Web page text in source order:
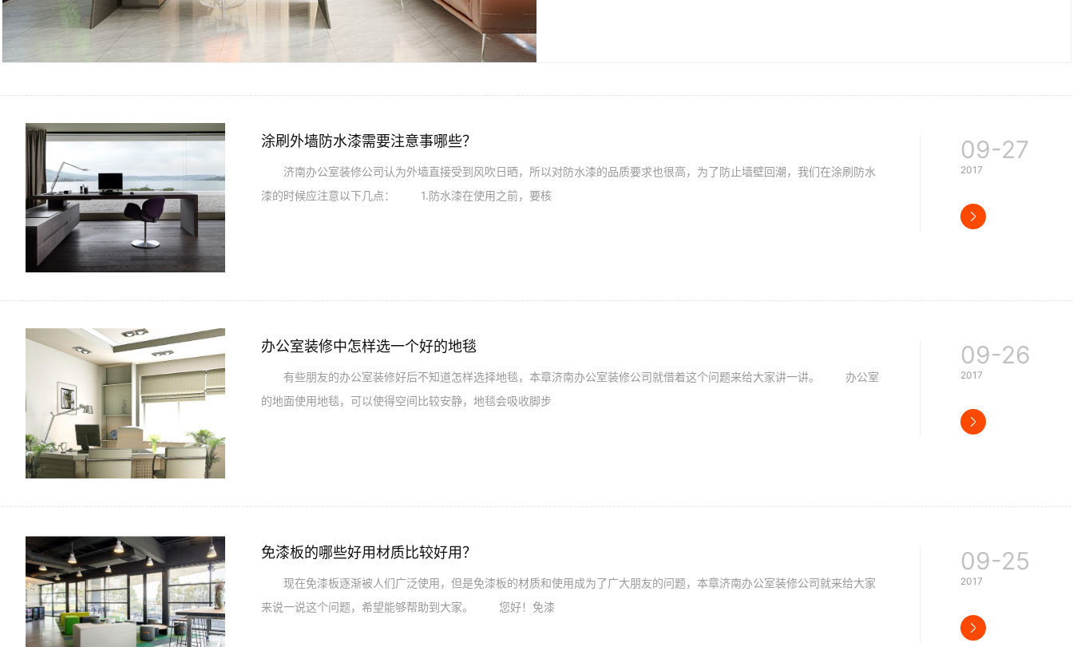
涂刷外墙防水漆需要注意事哪些？
济南办公室装修公司认为外墙直接受到风吹日晒，所以对防水漆的品质要求也很高，为了防止墙壁回潮，我们在涂刷防水
漆的时候应注意以下几点： 1.防水漆在使用之前，要核
09-27
2017
办公室装修中怎样选一个好的地毯
有些朋友的办公室装修好后不知道怎样选择地毯，本章济南办公室装修公司就借着这个问题来给大家讲一讲。 办公室
的地面使用地毯，可以使得空间比较安静，地毯会吸收脚步
09-26
2017
免漆板的哪些好用材质比较好用？
现在免漆板逐渐被人们广泛使用，但是免漆板的材质和使用成为了广大朋友的问题，本章济南办公室装修公司就来给大家
来说一说这个问题，希望能够帮助到大家。 您好！免漆
09-25
2017